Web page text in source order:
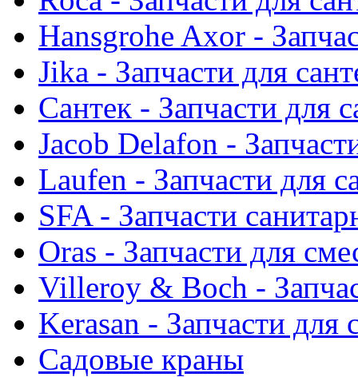
Hansgrohe Axor -
Jika - Запчасти для
Сантек - Запчасти для
Jacob Delafon -
Laufen - Запчасти для
SFA - Запчасти
Oras - Запчасти для
Villeroy & Boch -
Kerasan - Запчасти для
Садовые краны